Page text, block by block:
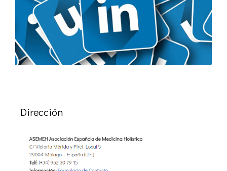
Dirección